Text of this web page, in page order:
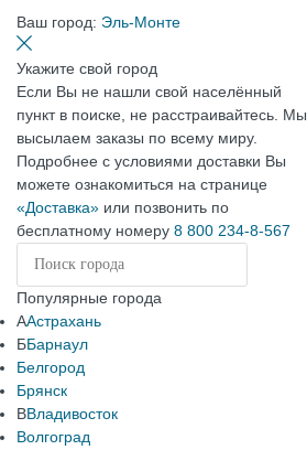
Ваш город: Эль-Монте
Укажите свой город
Если Вы не нашли свой населённый
пункт в поиске, не расстраивайтесь. Мы
высылаем заказы по всему миру.
Подробнее с условиями доставки Вы
можете ознакомиться на странице
«Доставка» или позвонить по
бесплатному номеру 8 800 234-8-567
Популярные города
ААстрахань
ББарнаул
Белгород
Брянск
ВВладивосток
Волгоград